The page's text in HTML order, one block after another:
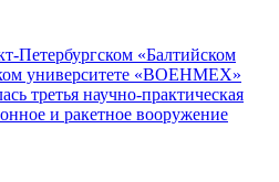
Петербургском «Балтийском
университете «ВОЕНМЕХ»
третья научно-практическая
и ракетное вооружение